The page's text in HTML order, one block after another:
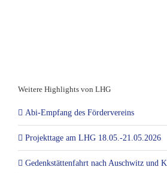
Weitere Highlights von LHG
Abi-Empfang des Fördervereins
Projekttage am LHG 18.05.-21.05.2026
Gedenkstättenfahrt nach Auschwitz und